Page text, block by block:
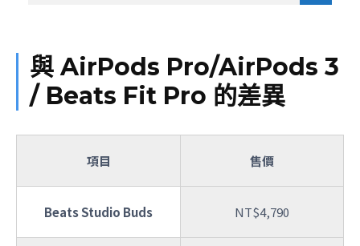
與 AirPods Pro/AirPods 3
/ Beats Fit Pro 的差異
項目 售價
Beats Studio Buds NT$4,790